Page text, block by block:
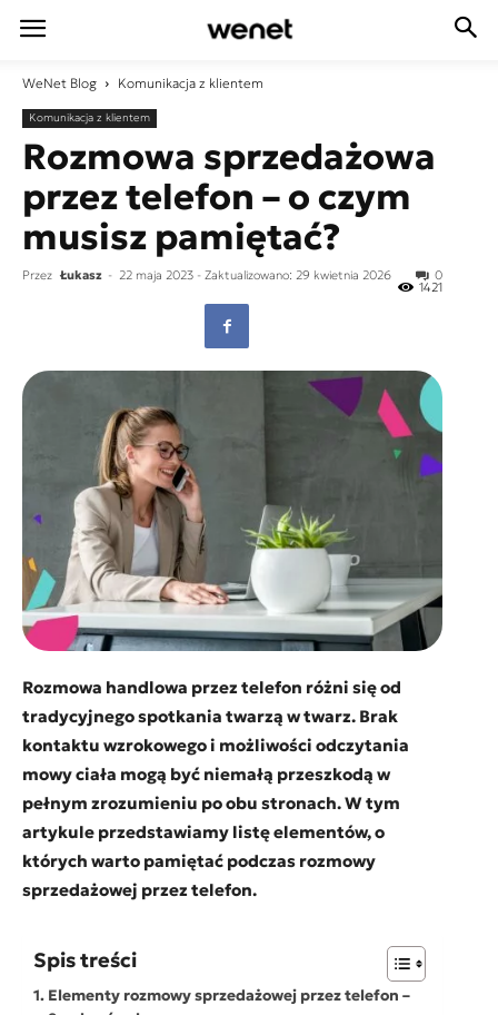
WeNet Blog Komunikacja z klientem
Komunikacja z klientem
Rozmowa sprzedażowa
przez telefon – o czym
musisz pamiętać?
Przez Łukasz - 22 maja 2023 - Zaktualizowano: 29 kwietnia 2026 0
1421
Rozmowa handlowa przez telefon różni się od
tradycyjnego spotkania twarzą w twarz. Brak
kontaktu wzrokowego i możliwości odczytania
mowy ciała mogą być niemałą przeszkodą w
pełnym zrozumieniu po obu stronach. W tym
artykule przedstawiamy listę elementów, o
których warto pamiętać podczas rozmowy
sprzedażowej przez telefon.
Spis treści
Elementy rozmowy sprzedażowej przez telefon –